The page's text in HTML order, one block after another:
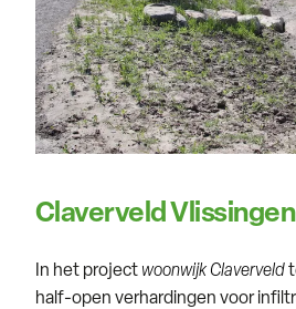
Claverveld Vlissingen
In het project woonwijk Claverveld
half-open verhardingen voor